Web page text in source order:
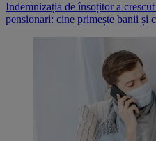
Indemnizația de însoțitor a
pensionari: cine primește banii și